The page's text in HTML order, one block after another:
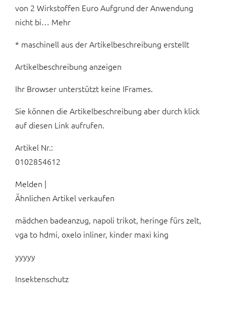
von 2 Wirkstoffen Euro Aufgrund der Anwendung
nicht bi… Mehr
* maschinell aus der Artikelbeschreibung erstellt
Artikelbeschreibung anzeigen
Ihr Browser unterstützt keine IFrames.
Sie können die Artikelbeschreibung aber durch klick
auf diesen Link aufrufen.
Artikel Nr.:
0102854612
Melden |
Ähnlichen Artikel verkaufen
mädchen badeanzug, napoli trikot, heringe fürs zelt,
vga to hdmi, oxelo inliner, kinder maxi king
yyyyy
Insektenschutz